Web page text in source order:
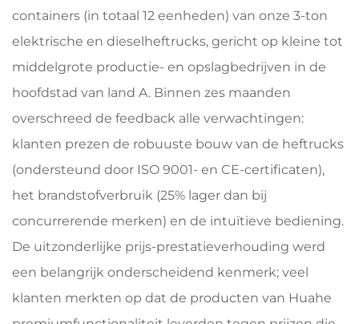
containers (in totaal 12 eenheden) van onze 3-ton
elektrische en dieselheftrucks, gericht op kleine tot
middelgrote productie- en opslagbedrijven in de
hoofdstad van land A. Binnen zes maanden
overschreed de feedback alle verwachtingen:
klanten prezen de robuuste bouw van de heftrucks
(ondersteund door ISO 9001- en CE-certificaten),
het brandstofverbruik (25% lager dan bij
concurrerende merken) en de intuïtieve bediening.
De uitzonderlijke prijs-prestatieverhouding werd
een belangrijk onderscheidend kenmerk; veel
klanten merkten op dat de producten van Huahe